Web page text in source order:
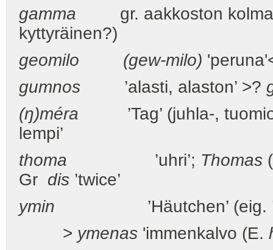
gamma gr. aakkoston
kyttyräinen?)
geomilo
(gew-milo)
gumnos ’alasti, alaston’ >?
(ŋ)méra ’Tag’ (juhla-,
lempi’
thoma ’uhri’; Thomas
Gr dis ’twice’
ymin ’Häutchen’ (eig.
> ymenas 'immenkalvo (E.